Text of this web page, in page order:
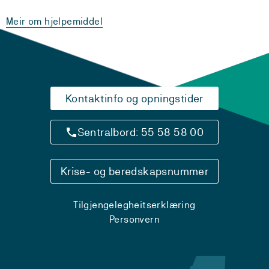
Meir om hjelpemiddel
Kontaktinfo og opningstider
Sentralbord: 55 58 58 00
Krise- og beredskapsnummer
Tilgjengelegheitserklæring
Personvern